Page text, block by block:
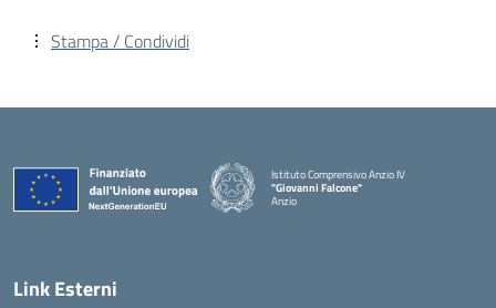
Stampa / Condividi
Istituto Comprensivo Anzio IV
"Giovanni Falcone"
Anzio
Link Esterni